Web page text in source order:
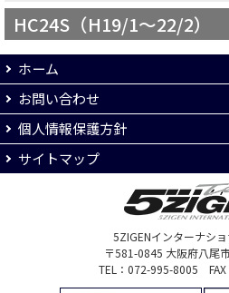
HC24S（H19/1～22/2）
ホーム
お問い合わせ
個人情報保護方針
サイトマップ
5ZIGENインターナシ
〒581-0845 大阪府八尾
TEL：072-995-8005